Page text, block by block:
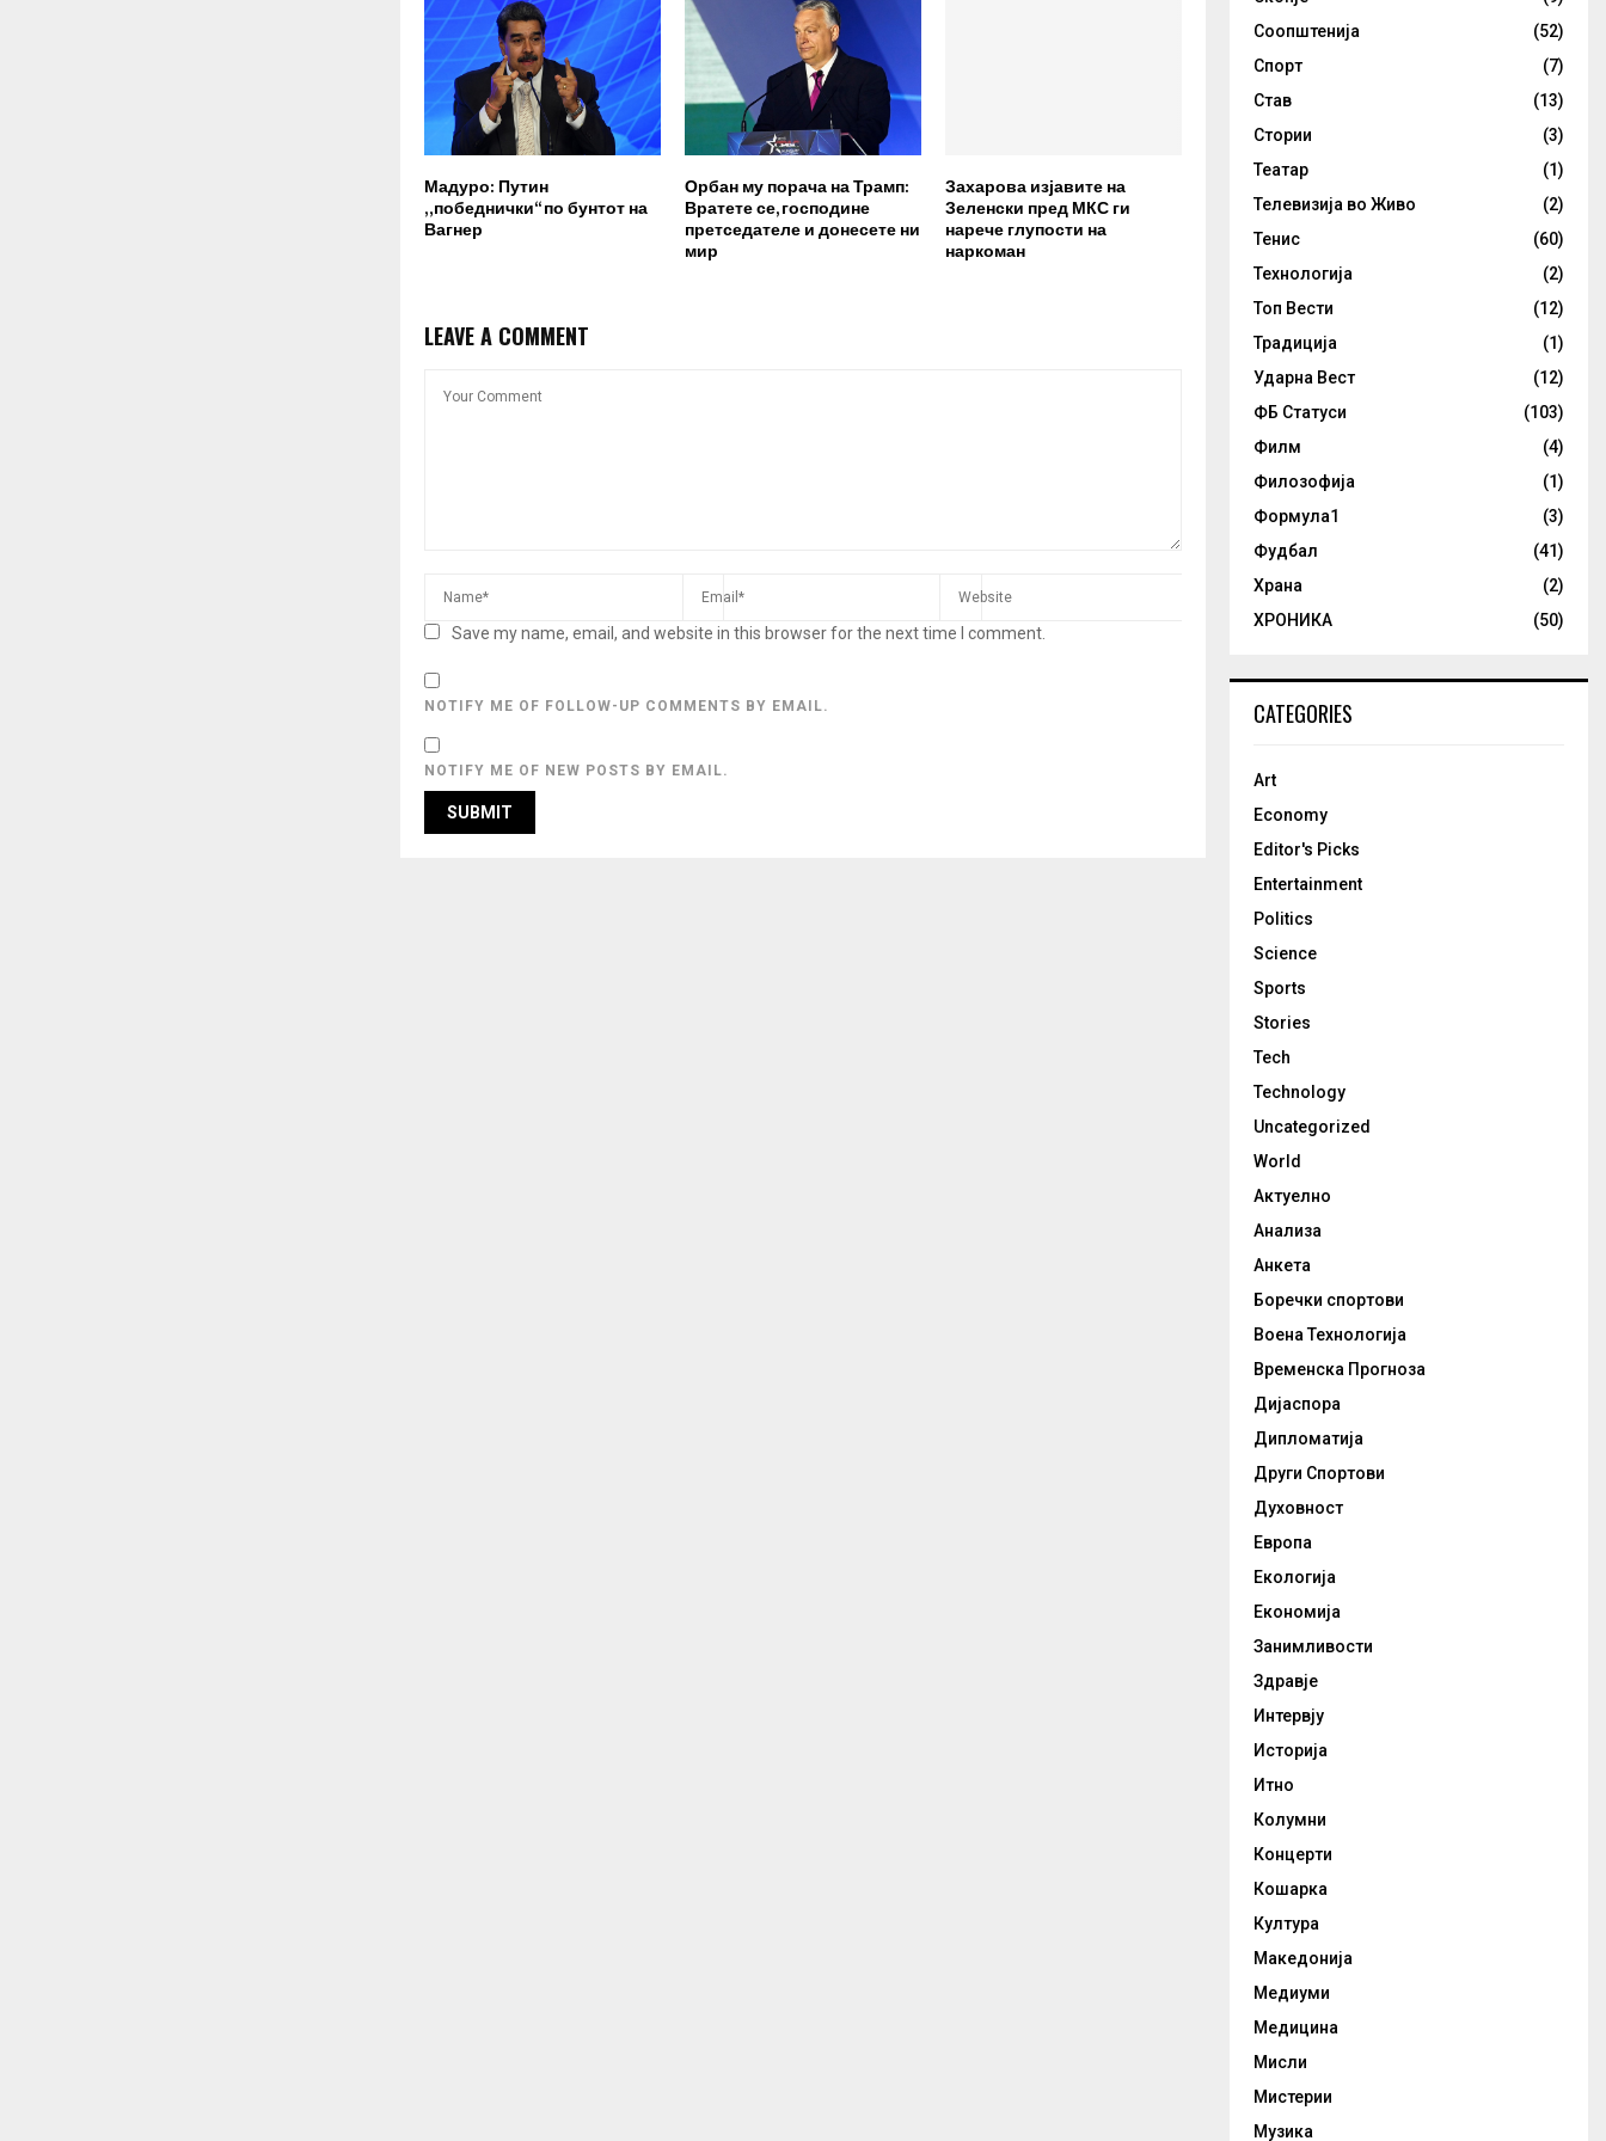
Мадуро: Путин
„победнички“ по бунтот на
Вагнер
Орбан му порача на Трамп:
Вратете се, господине
претседателе и донесете ни
мир
Захарова изјавите на
Зеленски пред МКС ги
нарече глупости на
наркоман
LEAVE A COMMENT
Save my name, email, and website in this browser for the next time I comment.
NOTIFY ME OF FOLLOW-UP COMMENTS BY EMAIL.
NOTIFY ME OF NEW POSTS BY EMAIL.
Соопштенија
(52)
Спорт
(7)
Став
(13)
Стории
(3)
Театар
(1)
Телевизија во Живо
(2)
Тенис
(60)
Технологија
(2)
Топ Вести
(12)
Традиција
(1)
Ударна Вест
(12)
ФБ Статуси
(103)
Филм
(4)
Филозофија
(1)
Формула1
(3)
Фудбал
(41)
Храна
(2)
ХРОНИКА
(50)
CATEGORIES
Art
Economy
Editor's Picks
Entertainment
Politics
Science
Sports
Stories
Tech
Technology
Uncategorized
World
Актуелно
Анализа
Анкета
Боречки спортови
Воена Технологија
Временска Прогноза
Дијаспора
Дипломатија
Други Спортови
Духовност
Европа
Екологија
Економија
Занимливости
Здравје
Интервју
Историја
Итно
Колумни
Концерти
Кошарка
Култура
Македонија
Медиуми
Медицина
Мисли
Мистерии
Музика